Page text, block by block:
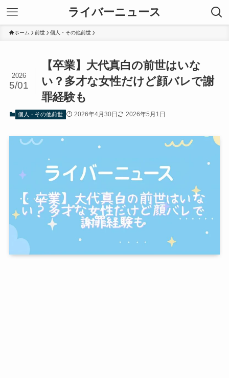
ライバーニュース
ホーム 前世 個人・その他前世
【卒業】大代真白の前世はいな
い？多才な女性だけど顔バレで謝
罪経験も
2026
5/01
個人・その他前世 2026年4月30日 2026年5月1日